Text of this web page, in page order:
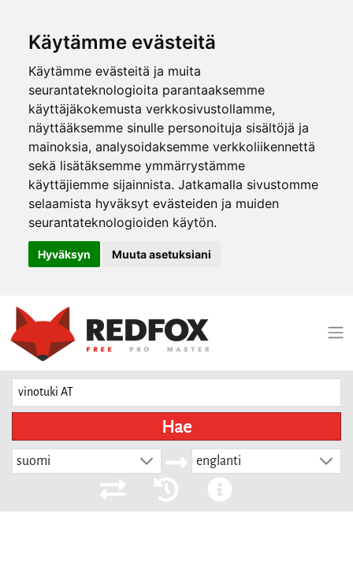
Käytämme evästeitä
Käytämme evästeitä ja muita
seurantateknologioita parantaaksemme
käyttäjäkokemusta verkkosivustollamme,
näyttääksemme sinulle personoituja sisältöjä ja
mainoksia, analysoidaksemme verkkoliikennettä
sekä lisätäksemme ymmärrystämme
käyttäjiemme sijainnista. Jatkamalla sivustomme
selaamista hyväksyt evästeiden ja muiden
seurantateknologioiden käytön.
Hyväksyn Muuta asetuksiani
Hae
suomi englanti